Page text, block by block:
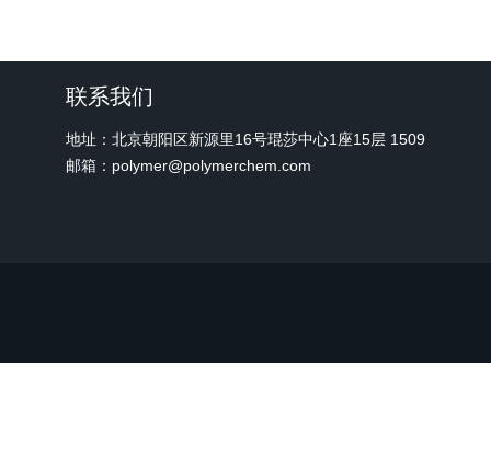
联系我们
地址：北京朝阳区新源里16号琨莎中心1座15层 1509
邮箱：polymer@polymerchem.com